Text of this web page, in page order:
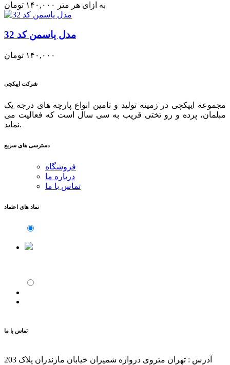
۱۴۰,۰۰۰ تومان به ازای هر متر
مدل یاسمن کد 32
۱۴۰,۰۰۰ تومان
شرکت ایپکچی
مجموعه ایپکچی در زمینه تولید و تامین انواع پارچه های درجه یک
مبلمان، پرده و رو تختی قریب به سی سال است که فعالیت می
نماید.
دسترسی های سریع
فروشگاه
درباره ما
تماس با ما
نماد های اعتماد
تماس با ما
آدرس : تهران متروی دروازه شمیران خیابان مازندران پلاک 203